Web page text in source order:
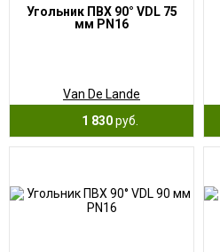
Угольник ПВХ 90° VDL 75
мм PN16
Van De Lande
1 830руб.